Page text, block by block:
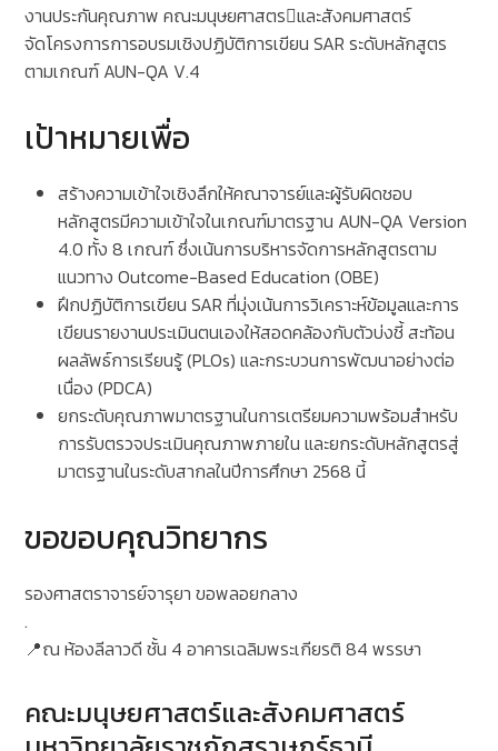
งานประกันคุณภาพ คณะมนุษยศาสตรและสังคมศาสตร์
จัดโครงการการอบรมเชิงปฏิบัติการเขียน SAR ระดับหลักสูตร
ตามเกณฑ์ AUN-QA V.4
เป้าหมายเพื่อ
สร้างความเข้าใจเชิงลึกให้คณาจารย์และผู้รับผิดชอบ
หลักสูตรมีความเข้าใจในเกณฑ์มาตรฐาน AUN-QA Version
4.0 ทั้ง 8 เกณฑ์ ซึ่งเน้นการบริหารจัดการหลักสูตรตาม
แนวทาง Outcome-Based Education (OBE)
ฝึกปฏิบัติการเขียน SAR ที่มุ่งเน้นการวิเคราะห์ข้อมูลและการ
เขียนรายงานประเมินตนเองให้สอดคล้องกับตัวบ่งชี้ สะท้อน
ผลลัพธ์การเรียนรู้ (PLOs) และกระบวนการพัฒนาอย่างต่อ
เนื่อง (PDCA)
ยกระดับคุณภาพมาตรฐานในการเตรียมความพร้อมสำหรับ
การรับตรวจประเมินคุณภาพภายใน และยกระดับหลักสูตรสู่
มาตรฐานในระดับสากลในปีการศึกษา 2568 นี้
ขอขอบคุณวิทยากร
รองศาสตราจารย์จารุยา ขอพลอยกลาง
.
📍ณ ห้องลีลาวดี ชั้น 4 อาคารเฉลิมพระเกียรติ 84 พรรษา
คณะมนุษยศาสตร์และสังคมศาสตร์